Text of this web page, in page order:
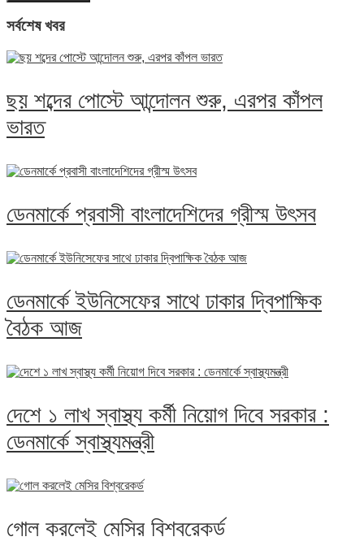
সর্বশেষ খবর
ছয় শব্দের পোস্টে আন্দোলন শুরু, এরপর কাঁপল
ভারত
ডেনমার্কে প্রবাসী বাংলাদেশিদের গ্রীস্ম উৎসব
ডেনমার্কে ইউনিসেফের সাথে ঢাকার দ্বিপাক্ষিক
বৈঠক আজ
দেশে ১ লাখ স্বাস্থ্য কর্মী নিয়োগ দিবে সরকার :
ডেনমার্কে স্বাস্থ্যমন্ত্রী
গোল করলেই মেসির বিশ্বরেকর্ড